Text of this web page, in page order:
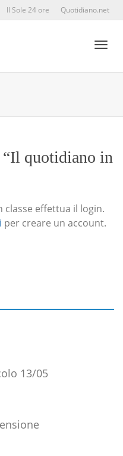
Il Sole 24 ore Quotidiano.net
quotidiano in
classe effettua il login.
per creare un account.
13/05